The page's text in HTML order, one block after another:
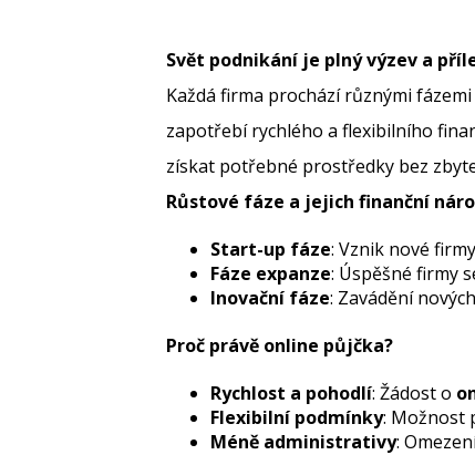
Svět podnikání je plný výzev a
Každá firma prochází různými
zapotřebí rychlého a flexibilního
získat potřebné prostředky bez
Růstové fáze a jejich finanční
Start-up fáze: Vznik nové
Fáze expanze: Úspěšné firmy
Inovační fáze: Zavádění
Proč právě online půjčka?
Rychlost a pohodlí: Žádost o
Flexibilní podmínky: Možnost
Méně administrativy: